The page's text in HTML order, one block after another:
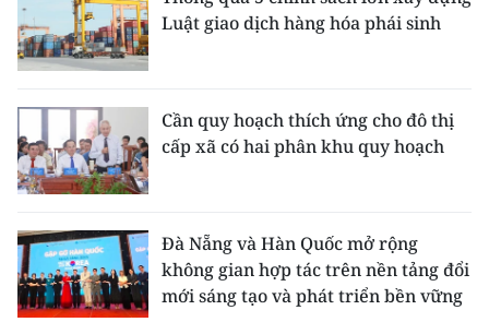
Luật giao dịch hàng hóa phái sinh
Cần quy hoạch thích ứng cho đô thị
cấp xã có hai phân khu quy hoạch
Đà Nẵng và Hàn Quốc mở rộng
không gian hợp tác trên nền tảng đổi
mới sáng tạo và phát triển bền vững